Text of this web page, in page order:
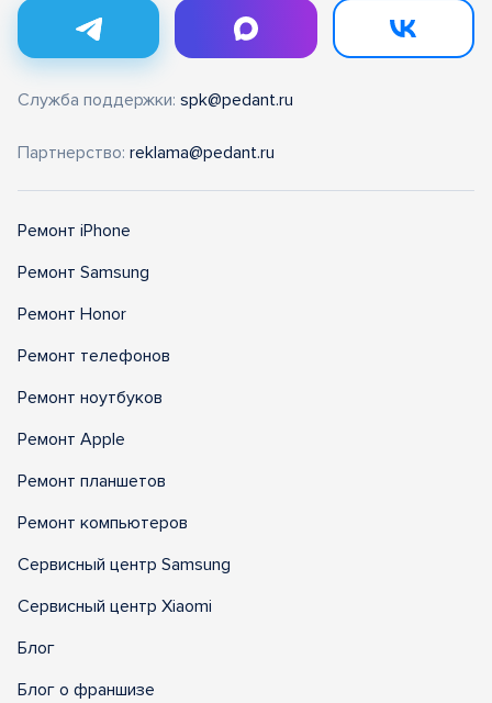
Служба поддержки: spk@pedant.ru
Партнерство: reklama@pedant.ru
Ремонт iPhone
Ремонт Samsung
Ремонт Honor
Ремонт телефонов
Ремонт ноутбуков
Ремонт Apple
Ремонт планшетов
Ремонт компьютеров
Сервисный центр Samsung
Сервисный центр Xiaomi
Блог
Блог о франшизе